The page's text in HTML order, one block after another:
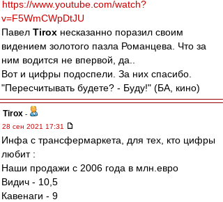
https://www.youtube.com/watch?
v=F5WmCWpDtJU
Павел Tirox несказанно поразил своим
видением золотого пазла Романцева. Что за
ним водится не впервой, да..
Вот и цифры подоспели. За них спасибо.
"Пересчитывать будете? - Буду!" (БА, кино)
Tirox -
28 сен 2021 17:31
Инфа с трансфермаркета, для тех, кто цифры
любит :
Наши продажи с 2006 года в млн.евро
Видич - 10,5
Кавенаги - 9